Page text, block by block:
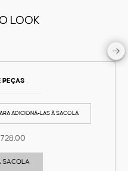
LOOK
PEÇAS
ADICIONÁ-LAS À SACOLA
SACOLA